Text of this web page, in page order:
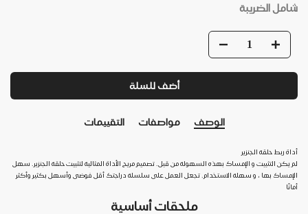
شامل الضريبة
أضف للسلة
الوصف مواصفات التقييمات
أداة ربط حلقة الجنزير
لم يكن التثبيت و الإمساك بهذه السهولة من قبل. تصميم مريح الأداة المثالية لتثبيت حلقة الجنزير. سهل
الإمساك بها ، و سهلة الاستخدام. تجعل العمل على سلسلة دراجتك أقل فوضى وأسهل بكثير وأكثر
أمانًا
ملحقات أساسية